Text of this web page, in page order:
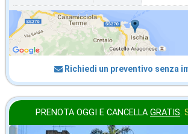
Richiedi un preventivo senza
PRENOTA OGGI E CANCELLA GRATIS.